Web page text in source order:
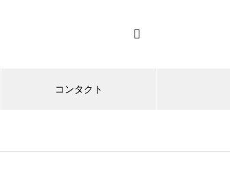
コンタクト